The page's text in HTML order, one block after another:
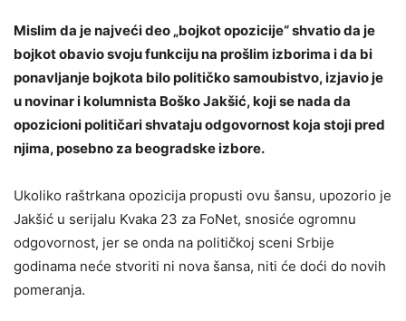
Mislim da je najveći deo „bojkot opozicije“ shvatio da je
bojkot obavio svoju funkciju na prošlim izborima i da bi
ponavljanje bojkota bilo političko samoubistvo, izjavio je
u novinar i kolumnista Boško Jakšić, koji se nada da
opozicioni političari shvataju odgovornost koja stoji pred
njima, posebno za beogradske izbore.
Ukoliko raštrkana opozicija propusti ovu šansu, upozorio je
Jakšić u serijalu Kvaka 23 za FoNet, snosiće ogromnu
odgovornost, jer se onda na političkoj sceni Srbije
godinama neće stvoriti ni nova šansa, niti će doći do novih
pomeranja.